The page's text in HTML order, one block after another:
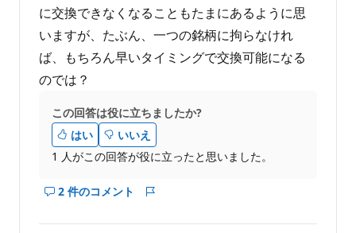
に交換できなくなることもたまにあるように思
いますが、たぶん、一つの銘柄に拘らなけれ
ば、もちろん早いタイミングで交換可能になる
のでは？
この回答は役に立ちましたか?
はい
いいえ
1 人がこの回答が役に立ったと思いました。
2 件のコメント
こ